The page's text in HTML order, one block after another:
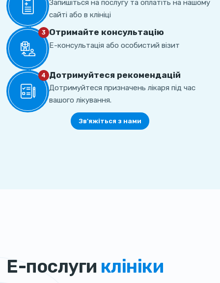
Запишіться на послугу та оплатіть на нашому
сайті або в клініці
3 Отримайте консультацію
Е-консультація або особистий візит
4 Дотримуйтеся рекомендацій
Дотримуйтеся призначень лікаря під час
вашого лікування.
Зв'яжіться з нами
Е-послуги клініки